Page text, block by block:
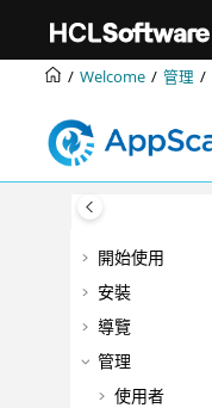
Welcome 管理
開始使用
安裝
導覽
管理
使用者